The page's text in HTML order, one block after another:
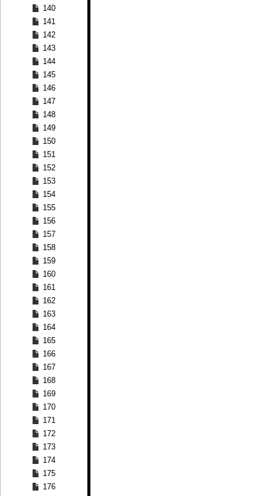
140
141
142
143
144
145
146
147
148
149
150
151
152
153
154
155
156
157
158
159
160
161
162
163
164
165
166
167
168
169
170
171
172
173
174
175
176